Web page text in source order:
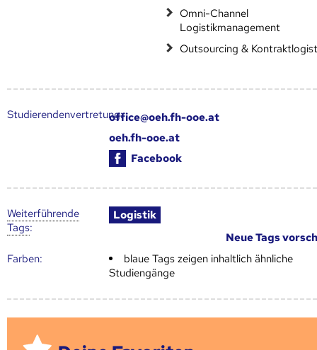
Omni-Channel
Logistikmanagement
Outsourcing &
Studierendenvertretung:office@oeh.fh-ooe.at
oeh.fh-ooe.at
Facebook
Weiter­führende
Tags:
Logistik
Neue Tags
Farben:
blaue Tags zeigen inhaltlich ähnliche
Studiengänge